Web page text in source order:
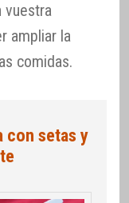
vuestra
ampliar la
comidas.
con setas y